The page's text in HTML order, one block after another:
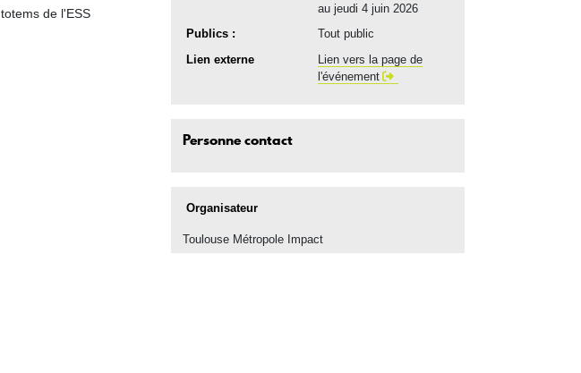
de l'ESS
au jeudi 4 juin 2026
Publics :
Tout public
Lien externe
Lien vers la page de
l'événement
Personne contact
Organisateur
Toulouse Métropole Impact